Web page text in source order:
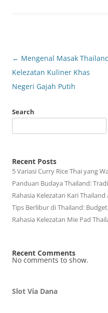
Post
navigation
← Mengenal Masak
Kelezatan Kuliner Khas
Negeri Gajah Putih
Search
Recent Posts
5 Variasi Curry Rice Thai yang
Panduan Budaya Thailand:
Rahasia Kelezatan Kari
Tips Berlibur di Thailand:
Rahasia Kelezatan Mie Pad
Recent Comments
No comments to show.
Slot Via Dana